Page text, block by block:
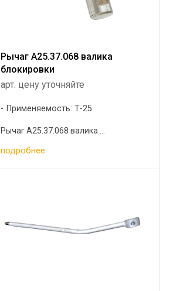
Рычаг А25.37.068 валика
блокировки
арт. цену уточняйте
Применяемость: Т-25
Рычаг А25.37.068 валика ...
подробнее